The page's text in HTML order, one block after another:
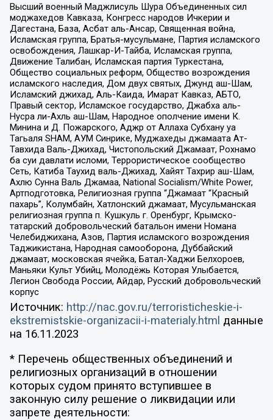
Высший военный Маджлисуль Шура Объединенных сил
моджахедов Кавказа, Конгресс народов Ичкерии и
Дагестана, База, Асбат аль-Ансар, Священная война,
Исламская группа, Братья-мусульмане, Партия исламского
освобождения, Лашкар-И-Тайба, Исламская группа,
Движение Талибан, Исламская партия Туркестана,
Общество социальных реформ, Общество возрождения
исламского наследия, Дом двух святых, Джунд аш-Шам,
Исламский джихад, Аль-Каида, Имарат Кавказ, АБТО,
Правый сектор, Исламское государство, Джабха аль-
Нусра ли-Ахль аш-Шам, Народное ополчение имени К.
Минина и Д. Пожарского, Аджр от Аллаха Субхану уа
Тагьаля SHAM, АУМ Синрике, Муджахеды джамаата Ат-
Тавхида Валь-Джихад, Чистопольский Джамаат, Рохнамо
ба суи давлати исломи, Террористическое сообщество
Сеть, Катиба Таухид валь-Джихад, Хайят Тахрир аш-Шам,
Ахлю Сунна Валь Джамаа, National Socialism/White Power,
Артподготовка, Религиозная группа “Джамаат “Красный
пахарь”, Колумбайн, Хатлонский джамаат, Мусульманская
религиозная группа п. Кушкуль г. Оренбург, Крымско-
татарский добровольческий батальон имени Номана
Челебиджихана, Азов, Партия исламского возрождения
Таджикистана, Народная самооборона, Дуббайский
джамаат, московская ячейка, Батал-Хаджи Белхороев,
Маньяки Культ Убийц, Молодёжь Которая Улыбается,
Легион Свобода России, Айдар, Русский добровольческий
корпус
Источник: http://nac.gov.ru/terroristicheskie-i-
ekstremistskie-organizacii-i-materialy.html данные
на 16.11.2023
* Перечень общественных объединений и
религиозных организаций в отношении
которых судом принято вступившее в
законную силу решение о ликвидации или
запрете деятельности: